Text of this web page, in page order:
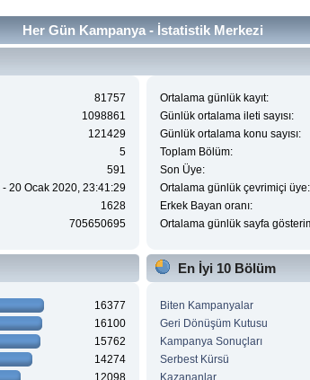
Her Gün Kampanya - İstatistik Merkezi
81757
1098861
121429
5
591
20 Ocak 2020, 23:41:29
1628
705650695
Ortalama günlük kayıt:
Günlük ortalama ileti sayısı:
Günlük ortalama konu sayısı:
Toplam Bölüm:
Son Üye:
Ortalama günlük çevrimiçi üye:
Erkek Bayan oranı:
Ortalama günlük sayfa
16377
16100
15762
14274
12098
En İyi 10 Bölüm
Biten Kampanyalar
Geri Dönüşüm Kutusu
Kampanya Sonuçları
Serbest Kürsü
Kazananlar